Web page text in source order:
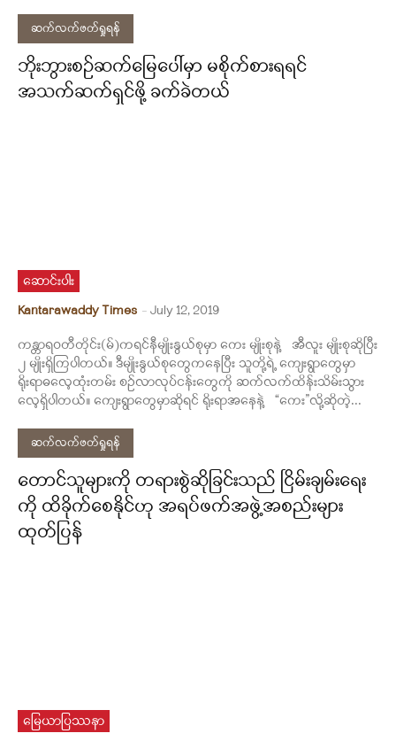
ဆက်လက်ဖတ်ရှုရန်
ဘိုးဘွားစဉ်ဆက်မြေပေါ်မှာ မစိုက်စားရရင်
အသက်ဆက်ရှင်ဖို့ ခက်ခဲတယ်
ဆောင်းပါး
Kantarawaddy Times - July 12, 2019
ကန္တာရဝတီတိုင်း(မ်)ကရင်နီမျိုးနွယ်စုမှာ ကေး မျိုးစုနဲ့ အီလူး မျိုးစုဆိုပြီး
၂ မျိုးရှိကြပါတယ်။ ဒီမျိုးနွယ်စုတွေကနေပြီး သူတို့ရဲ့ ကျေးရွာတွေမှာ
ရိုးရာဓလေ့ထုံးတမ်း စဉ်လာလုပ်ငန်းတွေကို ဆက်လက်ထိန်းသိမ်းသွား
လေ့ရှိပါတယ်။ ကျေးရွာတွေမှာဆိုရင် ရိုးရာအနေနဲ့ “ကေး”လို့ဆိုတဲ့...
ဆက်လက်ဖတ်ရှုရန်
တောင်သူများကို တရားစွဲဆိုခြင်းသည် ငြိမ်းချမ်းရေး
ကို ထိခိုက်စေနိုင်ဟု အရပ်ဖက်အဖွဲ့အစည်းများ
ထုတ်ပြန်
မြေယာပြဿနာ